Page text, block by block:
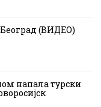
(ВИДЕО)
напала турски